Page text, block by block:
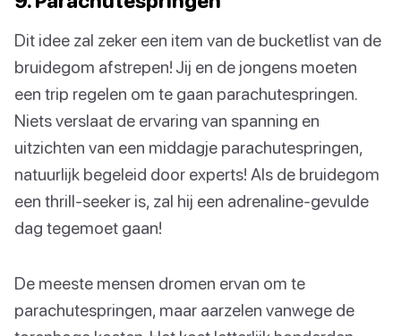
Dit idee zal zeker een item van de bucketlist van de
bruidegom afstrepen! Jij en de jongens moeten
een trip regelen om te gaan parachutespringen.
Niets verslaat de ervaring van spanning en
uitzichten van een middagje parachutespringen,
natuurlijk begeleid door experts! Als de bruidegom
een thrill-seeker is, zal hij een adrenaline-gevulde
dag tegemoet gaan!
De meeste mensen dromen ervan om te
parachutespringen, maar aarzelen vanwege de